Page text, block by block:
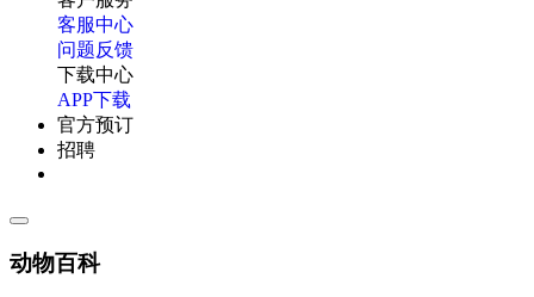
客服中心
问题反馈
下载中心
APP下载
官方预订
招聘
动物百科